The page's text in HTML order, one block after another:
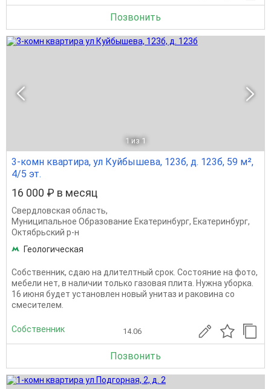
Позвонить
1 из 1
3-комн квартира, ул Куйбышева, 123б, д. 123б, 59 м²,
4/5 эт.
16 000 ₽ в месяц
Свердловская область,
Муниципальное Образование Екатеринбург, Екатеринбург,
Октябрьский р-н
Геологическая
Собственник, сдаю на длителтный срок. Состояние на фото,
мебели нет, в наличии только газовая плита. Нужна уборка.
16 июня будет установлен новый унитаз и раковина со
смесителем.
Собственник 14.06
Позвонить